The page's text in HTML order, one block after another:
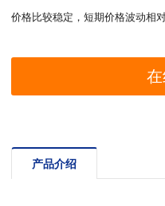
价格比较稳定，短期价格波动相
产品介绍